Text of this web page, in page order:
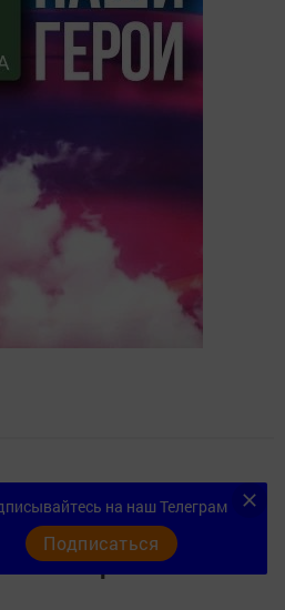
о
ветре в
на наш Телеграм
Подписаться